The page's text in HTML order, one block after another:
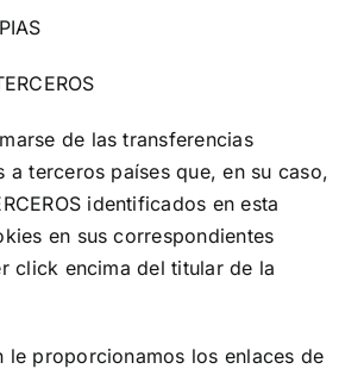
de las transferencias
a terceros países que, en su caso,
identificados en esta
en sus correspondientes
click encima del titular de la
le proporcionamos los enlaces de